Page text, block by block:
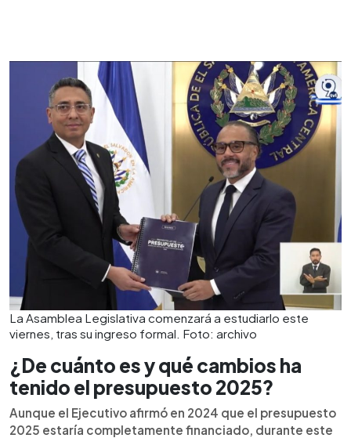
La Asamblea Legislativa comenzará a estudiarlo este
viernes, tras su ingreso formal. Foto: archivo
¿De cuánto es y qué cambios ha
tenido el presupuesto 2025?
Aunque el Ejecutivo afirmó en 2024 que el presupuesto
2025 estaría completamente financiado, durante este